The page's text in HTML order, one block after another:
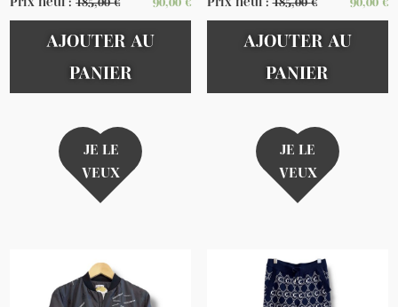
AJOUTER AU
PANIER
JE LE
VEUX
AJOUTER AU
PANIER
JE LE
VEUX